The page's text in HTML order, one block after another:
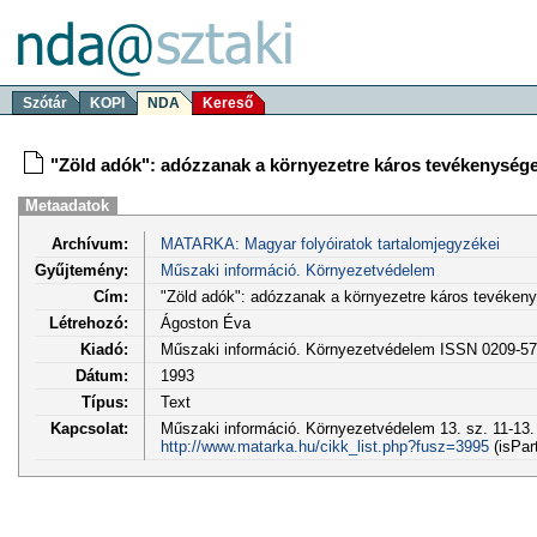
Szótár KOPI NDA Kereső
"Zöld adók": adózzanak a környezetre káros
Metaadatok
Archívum:
MATARKA: Magyar folyóiratok tartalomjegyzékei
Gyűjtemény:
Műszaki információ. Környezetvédelem
Cím:
"Zöld adók": adózzanak a környezetre káros
Létrehozó:
Ágoston Éva
Kiadó:
Műszaki információ. Környezetvédelem ISSN 0209-
Dátum:
1993
Típus:
Text
Kapcsolat:
Műszaki információ. Környezetvédelem 13. sz. 11-
http://www.matarka.hu/cikk_list.php?fusz=3995